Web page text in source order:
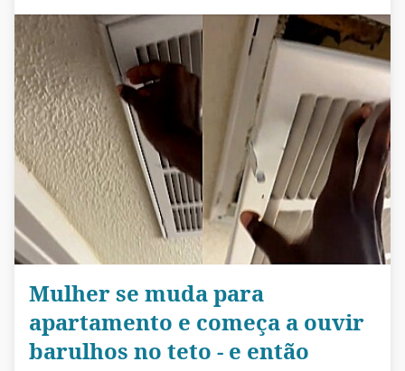
Mulher se muda para
apartamento e começa a ouvir
barulhos no teto - e então